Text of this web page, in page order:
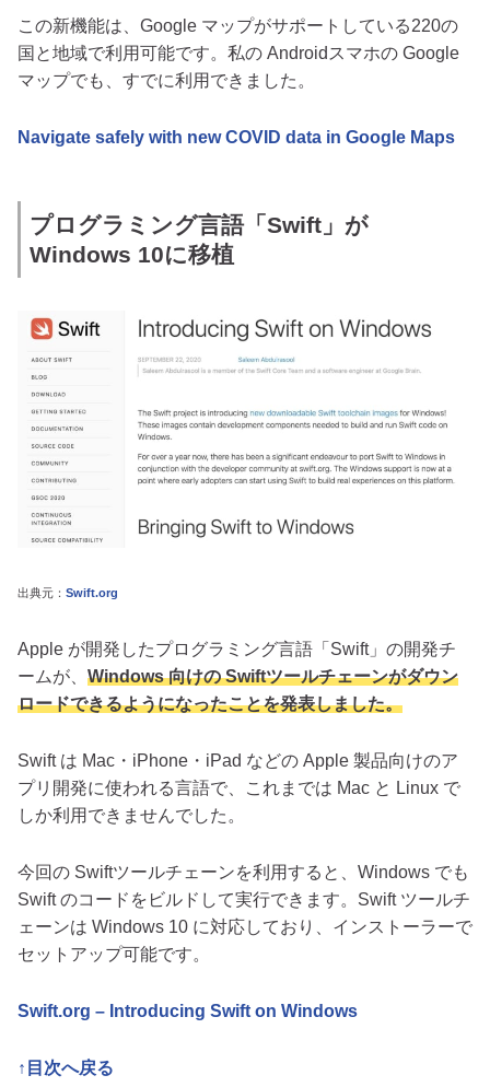
この新機能は、Google マップがサポートしている220の
国と地域で利用可能です。私の Androidスマホの Google
マップでも、すでに利用できました。
Navigate safely with new COVID data in Google Maps
プログラミング言語「Swift」が
Windows 10に移植
出典元： Swift.org
Apple が開発したプログラミング言語「Swift」の開発チ
ームが、 Windows 向けの Swiftツールチェーンがダウン
ロードできるようになったことを発表しました。
Swift は Mac・iPhone・iPad などの Apple 製品向けのア
プリ開発に使われる言語で、これまでは Mac と Linux で
しか利用できませんでした。
今回の Swiftツールチェーンを利用すると、Windows でも
Swift のコードをビルドして実行できます。Swift ツールチ
ェーンは Windows 10 に対応しており、インストーラーで
セットアップ可能です。
Swift.org – Introducing Swift on Windows
↑目次へ戻る